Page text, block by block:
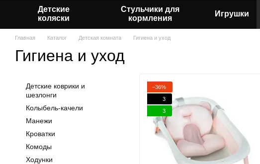
Детские
коляски
Стульчики для
кормления
Игрушки
Главная Каталог Детская комната Гигиена и уход
Гигиена и уход
−36%
3
3
Детские коврики и
шезлонги
Колыбель-качели
Манежи
Кроватки
Комоды
Ходунки